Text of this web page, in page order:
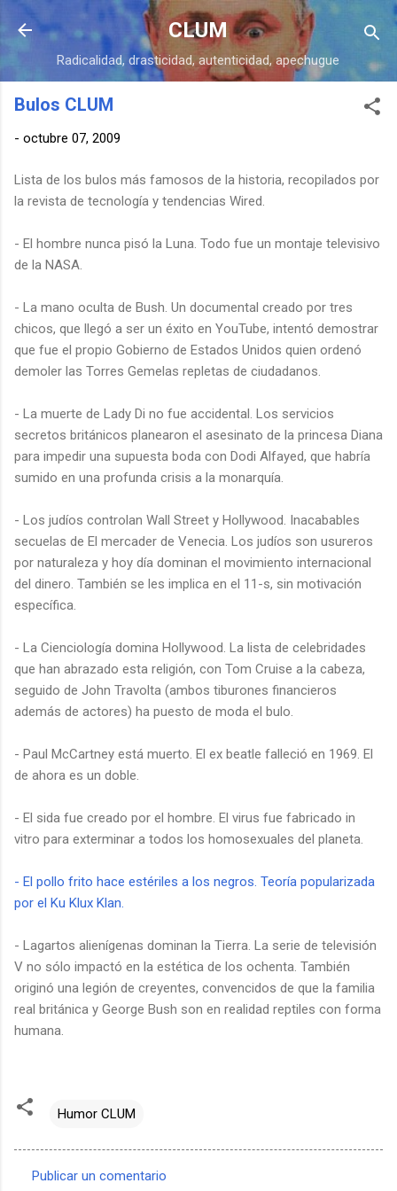
Ir al contenido principal
CLUM
Radicalidad, drasticidad, autenticidad, apechugue
Bulos CLUM
- octubre 07, 2009
Lista de los bulos más famosos de la historia, recopilados por
la revista de tecnología y tendencias Wired.
- El hombre nunca pisó la Luna. Todo fue un montaje televisivo
de la NASA.
- La mano oculta de Bush. Un documental creado por tres
chicos, que llegó a ser un éxito en YouTube, intentó demostrar
que fue el propio Gobierno de Estados Unidos quien ordenó
demoler las Torres Gemelas repletas de ciudadanos.
- La muerte de Lady Di no fue accidental. Los servicios
secretos británicos planearon el asesinato de la princesa Diana
para impedir una supuesta boda con Dodi Alfayed, que habría
sumido en una profunda crisis a la monarquía.
- Los judíos controlan Wall Street y Hollywood. Inacabables
secuelas de El mercader de Venecia. Los judíos son usureros
por naturaleza y hoy día dominan el movimiento internacional
del dinero. También se les implica en el 11-s, sin motivación
específica.
- La Cienciología domina Hollywood. La lista de celebridades
que han abrazado esta religión, con Tom Cruise a la cabeza,
seguido de John Travolta (ambos tiburones financieros
además de actores) ha puesto de moda el bulo.
- Paul McCartney está muerto. El ex beatle falleció en 1969. El
de ahora es un doble.
- El sida fue creado por el hombre. El virus fue fabricado in
vitro para exterminar a todos los homosexuales del planeta.
- El pollo frito hace estériles a los negros. Teoría popularizada
por el Ku Klux Klan.
- Lagartos alienígenas dominan la Tierra. La serie de televisión
V no sólo impactó en la estética de los ochenta. También
originó una legión de creyentes, convencidos de que la familia
real británica y George Bush son en realidad reptiles con forma
humana.
Humor CLUM
Publicar un comentario